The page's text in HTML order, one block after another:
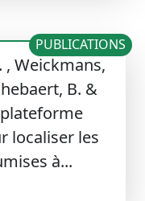
, Weickmans,
B. &
plateforme
localiser les
à...
PUBLICATIONS